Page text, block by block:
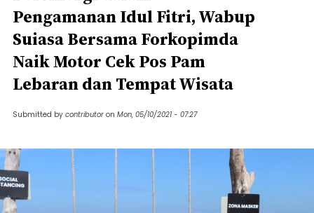
Pengamanan Idul Fitri, Wabup
Suiasa Bersama Forkopimda
Naik Motor Cek Pos Pam
Lebaran dan Tempat Wisata
Submitted by contributor on Mon, 05/10/2021 - 07:27